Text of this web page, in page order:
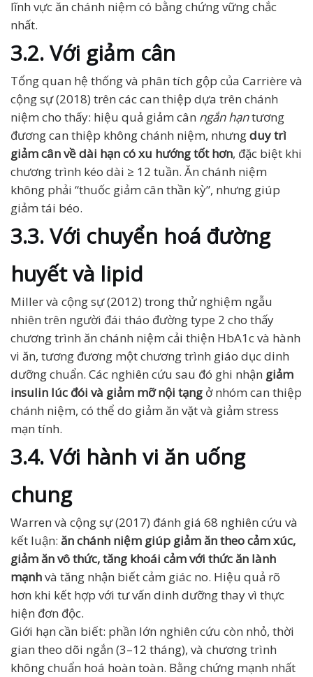
lĩnh vực ăn chánh niệm có bằng chứng vững chắc
nhất.
3.2. Với giảm cân
Tổng quan hệ thống và phân tích gộp của Carrière và
cộng sự (2018) trên các can thiệp dựa trên chánh
niệm cho thấy: hiệu quả giảm cân ngắn hạntương
đương can thiệp không chánh niệm, nhưngduy trì
giảm cân về dài hạn có xu hướng tốt hơn, đặc biệt khi
chương trình kéo dài ≥ 12 tuần. Ăn chánh niệm
không phải “thuốc giảm cân thần kỳ”, nhưng giúp
giảm tái béo.
3.3. Với chuyển hoá đường
huyết và lipid
Miller và cộng sự (2012) trong thử nghiệm ngẫu
nhiên trên người đái tháo đường type 2 cho thấy
chương trình ăn chánh niệm cải thiện HbA1c và hành
vi ăn, tương đương một chương trình giáo dục dinh
dưỡng chuẩn. Các nghiên cứu sau đó ghi nhận giảm
insulin lúc đói và giảm mỡ nội tạng ở nhóm can thiệp
chánh niệm, có thể do giảm ăn vặt và giảm stress
mạn tính.
3.4. Với hành vi ăn uống
chung
Warren và cộng sự (2017) đánh giá 68 nghiên cứu và
kết luận: ăn chánh niệm giúp giảm ăn theo cảm xúc,
giảm ăn vô thức, tăng khoái cảm với thức ăn lành
mạnhvà tăng nhận biết cảm giác no. Hiệu quả rõ
hơn khi kết hợp với tư vấn dinh dưỡng thay vì thực
hiện đơn độc.
Giới hạn cần biết: phần lớn nghiên cứu còn nhỏ, thời
gian theo dõi ngắn (3–12 tháng), và chương trình
không chuẩn hoá hoàn toàn. Bằng chứng mạnh nhất